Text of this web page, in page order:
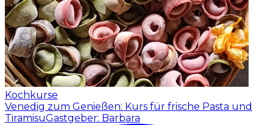
Kochkurse
Venedig zum Genießen: Kurs für frische Pasta und
TiramisuGastgeber: Barbara